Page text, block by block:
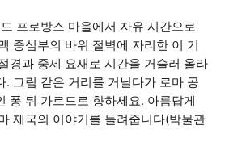
프로방스 마을에서 자유 시간으로
중심부의 바위 절벽에 자리한 이 기
경과 중세 요새로 시간을 거슬러 올라
. 그림 같은 거리를 거닐다가 로마 공
퐁 뒤 가르드로 향하세요. 아름답게
제국의 이야기를 들려줍니다(박물관